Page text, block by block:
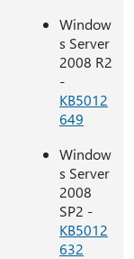
Window
s Server
2008 R2
-
KB5012
649
Window
s Server
2008
SP2 -
KB5012
632